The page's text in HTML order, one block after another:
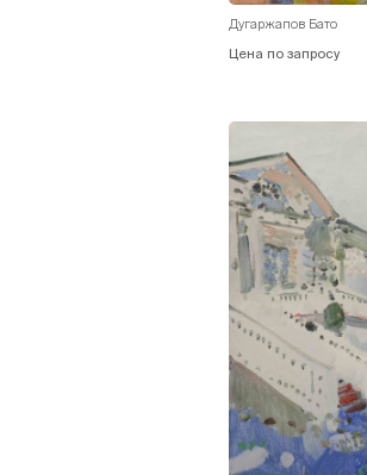
Дугаржапов Бато
Цена по запросу